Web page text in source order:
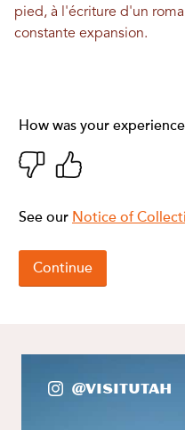
pied, à l'écriture d'un
constante expansion.
@VisitUtah